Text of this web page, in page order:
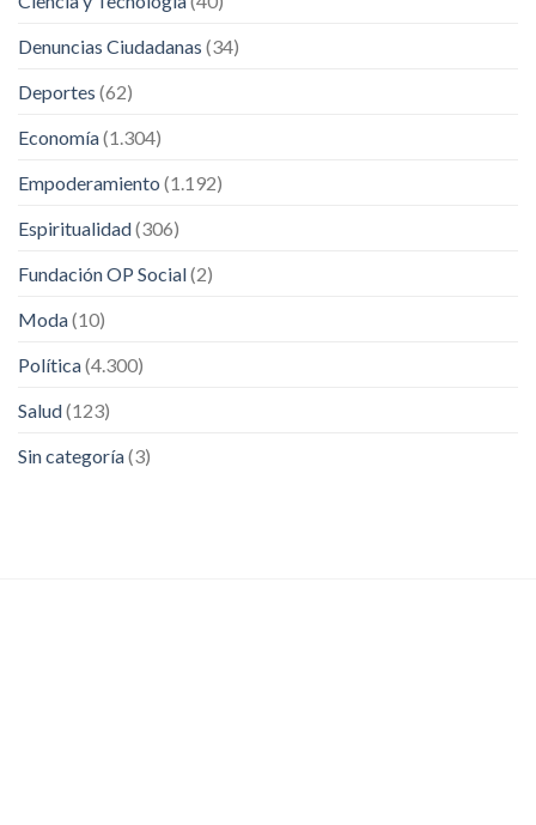
Denuncias Ciudadanas (34)
Deportes (62)
Economía(1.304)
Empoderamiento (1.192)
Espiritualidad(306)
Fundación OP Social(2)
Moda(10)
Política(4.300)
Salud(123)
Sin categoría(3)